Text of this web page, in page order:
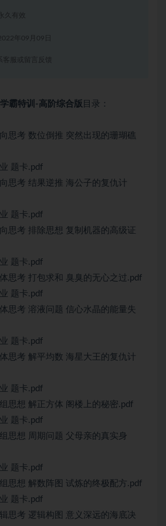
永久有效
年09月09日
客服或留言反馈
霸特训-高阶综合版 目录：
思考 数位倒推 突然出现的珊瑚礁
题卡.pdf
思考 结果逆推 海公子的复仇计
题卡.pdf
思考 排除思想 复制机器的高级证
题卡.pdf
思考 打包求和 臭臭的无心之过.pdf
题卡.pdf
思考 溶液问题 信心水晶的能量失
题卡.pdf
思考 解平均数 海星大王的复仇计
题卡.pdf
思想 解正方体 阁楼上的秘密.pdf
题卡.pdf
思想 周期问题 父母亲的真实身
题卡.pdf
思想 解数阵图 试炼的终极配方.pdf
题卡.pdf
思考 逻辑构图 意义深远的海底决